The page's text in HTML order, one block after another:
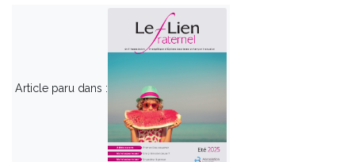
Article paru dans :